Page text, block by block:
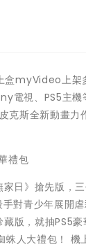
myVideo上架
電視、PS5主
斯全新動畫力
禮包
日》搶先版，
對青少年展開
版，就抽PS5
蛛人大禮包！